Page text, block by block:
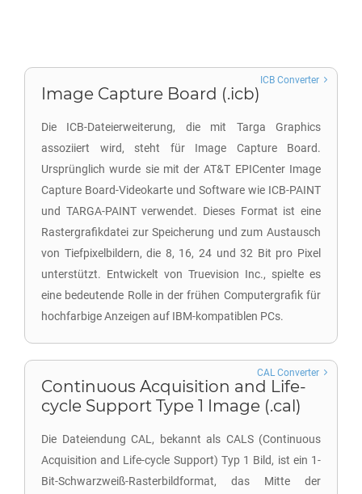
Image Capture Board (.icb)
Die ICB-Dateierweiterung, die mit Targa Graphics
assoziiert wird, steht für Image Capture Board.
Ursprünglich wurde sie mit der AT&T EPICenter Image
Capture Board-Videokarte und Software wie ICB-PAINT
und TARGA-PAINT verwendet. Dieses Format ist eine
Rastergrafikdatei zur Speicherung und zum Austausch
von Tiefpixelbildern, die 8, 16, 24 und 32 Bit pro Pixel
unterstützt. Entwickelt von Truevision Inc., spielte es
eine bedeutende Rolle in der frühen Computergrafik für
hochfarbige Anzeigen auf IBM-kompatiblen PCs.
ICB Converter
Continuous Acquisition and Life-
cycle Support Type 1 Image (.cal)
Die Dateiendung CAL, bekannt als CALS (Continuous
Acquisition and Life-cycle Support) Typ 1 Bild, ist ein 1-
Bit-Schwarzweiß-Rasterbildformat, das Mitte der
CAL Converter